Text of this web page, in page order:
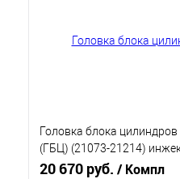
Головка блока
(ГБЦ) (21073-21214)
голая БЕЗ отв.Ф18 2104-
20 670 руб. / Компл